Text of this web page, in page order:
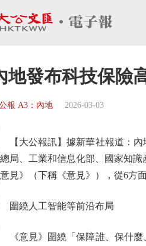
地發布科技保險
報 A3：內地 2026-03-03
公報訊】據新華社報道：內地
局、工業和信息化部、國家知
見》（下稱《意見》），從6方
人工智能等前沿布局
見》圍繞「保障誰、保什麼、